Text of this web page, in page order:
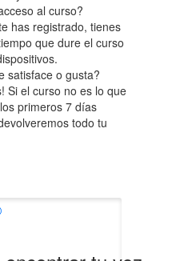
al curso?
has registrado, tienes
que dure el curso
satisface o gusta?
Si el curso no es lo que
primeros 7 días
todo tu